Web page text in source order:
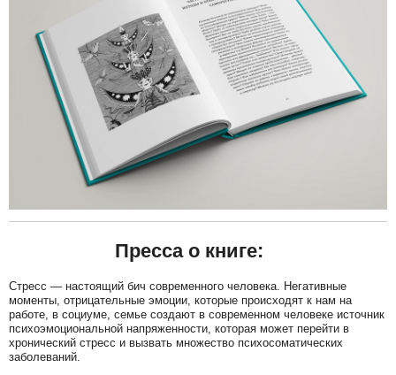
Пресса о книге:
Стресс — настоящий бич современного человека. Негативные
моменты, отрицательные эмоции, которые происходят к нам на
работе, в социуме, семье создают в современном человеке источник
психоэмоциональной напряженности, которая может перейти в
хронический стресс и вызвать множество психосоматических
заболеваний.